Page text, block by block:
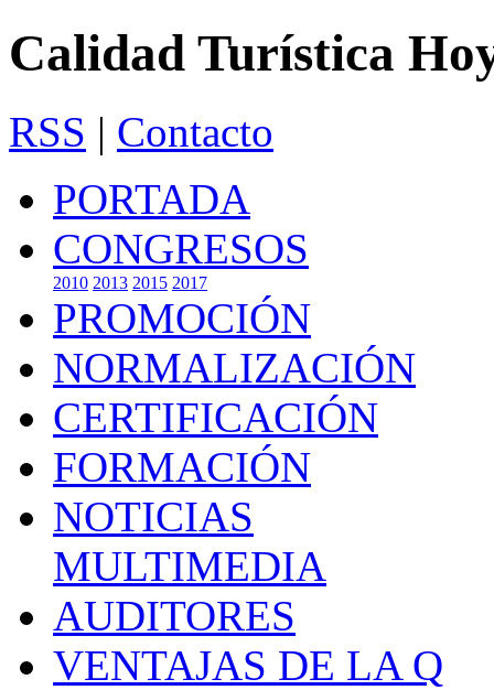
Calidad Turística
RSS | Contacto
PORTADA
CONGRESOS
2010 2013 2015 2017
PROMOCIÓN
NORMALIZACIÓN
CERTIFICACIÓN
FORMACIÓN
NOTICIAS
MULTIMEDIA
AUDITORES
VENTAJAS DE LA Q